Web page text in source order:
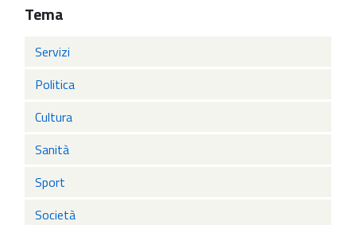
Tema
Servizi
Politica
Cultura
Sanità
Sport
Società